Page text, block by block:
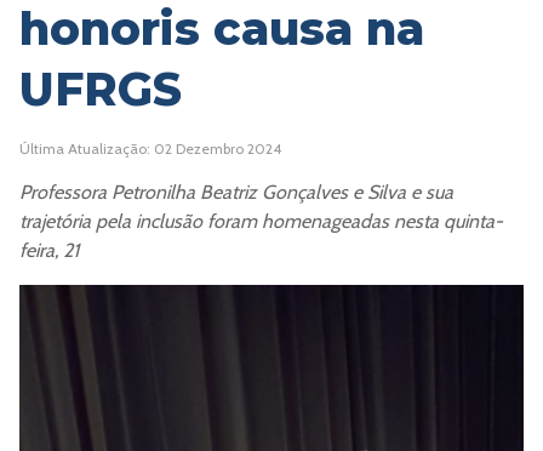
honoris causa na
UFRGS
Última Atualização: 02 Dezembro 2024
Professora Petronilha Beatriz Gonçalves e Silva e sua
trajetória pela inclusão foram homenageadas nesta quinta-
feira, 21